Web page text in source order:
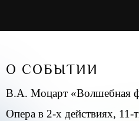
О СОБЫТИИ
В.А. Моцарт «Волшебная
Опера в 2-х действиях, 11-